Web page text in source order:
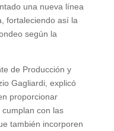
una nueva línea
fortaleciendo así la
según la
de Producción y
Gagliardi, explicó
proporcionar
con las
también incorporen